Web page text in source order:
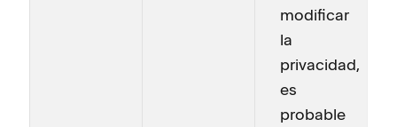
modificar
la
privacidad,
es
probable